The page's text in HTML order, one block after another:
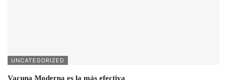
UNCATEGORIZED
Vacuna Moderna es la más efectiva